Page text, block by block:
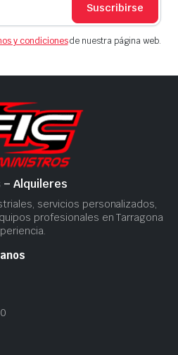
Suscribirse
y condicionesde nuestra página web.
Alquileres
servicios personalizados,
profesionales en Tarragona